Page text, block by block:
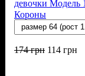
девочки Модель
Короны
174грн 114 грн